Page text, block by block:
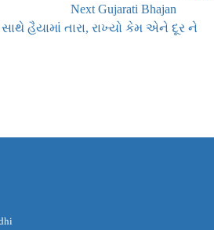
Next Gujarati Bhajan
હૈયામાં તારા, રાખ્યો કેમ એને દૂર ને